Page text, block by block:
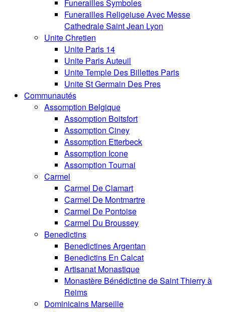
Funerailles Symboles
Funerailles Religeiuse Avec Messe
Cathedrale Saint Jean Lyon
Unite Chretien
Unite Paris 14
Unite Paris Auteuil
Unite Temple Des Billettes Paris
Unite St Germain Des Pres
Communautés
Assomption Belgique
Assomption Boitsfort
Assomption Ciney
Assomption Etterbeck
Assomption Icone
Assomption Tournai
Carmel
Carmel De Clamart
Carmel De Montmartre
Carmel De Pontoise
Carmel Du Broussey
Benedictins
Benedictines Argentan
Benedictins En Calcat
Artisanat Monastique
Monastère Bénédictine de Saint Thierry à
Reims
Dominicains Marseille